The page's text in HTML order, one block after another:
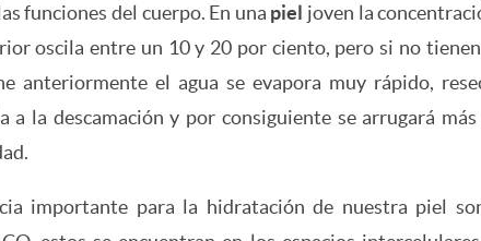
funciones del cuerpo. En una piel joven la
oscila entre un 10 y 20 por ciento, pero si no
anteriormente el agua se evapora muy rápido,
a la descamación y por consiguiente se arrugará
importante para la hidratación de nuestra piel